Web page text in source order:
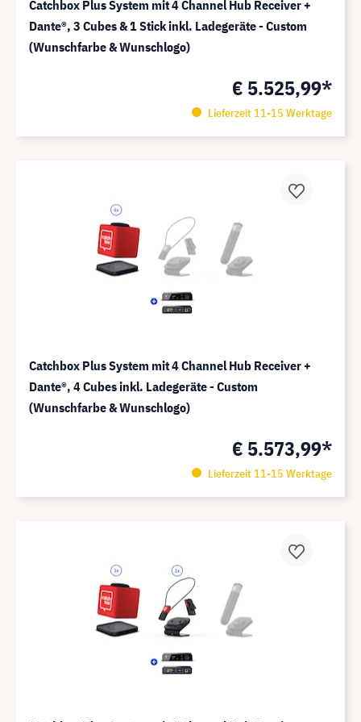
Catchbox Plus System mit 4 Channel Hub Receiver +
Dante®️, 3 Cubes & 1 Stick inkl. Ladegeräte - Custom
(Wunschfarbe & Wunschlogo)
€ 5.525,99*
Lieferzeit 11-15 Werktage
Catchbox Plus System mit 4 Channel Hub Receiver +
Dante®️, 4 Cubes inkl. Ladegeräte - Custom
(Wunschfarbe & Wunschlogo)
€ 5.573,99*
Lieferzeit 11-15 Werktage